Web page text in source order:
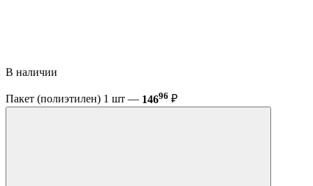
В наличии
Пакет (полиэтилен) 1 шт — 14696 ₽